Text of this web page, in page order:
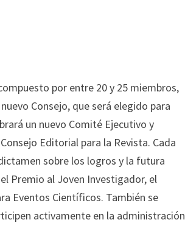
por entre 20 y 25 miembros,
Consejo, que será elegido para
un nuevo Comité Ejecutivo y
Editorial para la Revista. Cada
sobre los logros y la futura
Premio al Joven Investigador, el
Eventos Científicos. También se
activamente en la administración